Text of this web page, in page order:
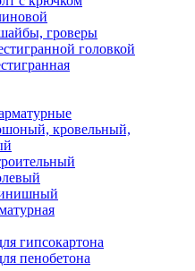
гроверы
головкой
кровельный,
гипсокартона
пенобетона